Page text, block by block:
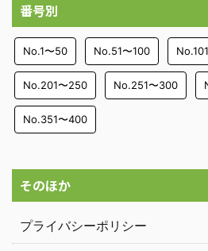
番号別
No.1〜50 No.51〜100
No.201〜250 No.251〜300
No.351〜400
そのほか
プライバシーポリシー